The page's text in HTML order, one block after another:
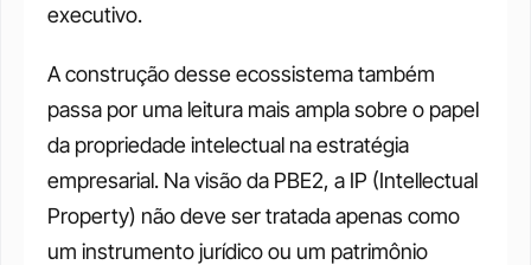
executivo.
A construção desse ecossistema também
passa por uma leitura mais ampla sobre o papel
da propriedade intelectual na estratégia
empresarial. Na visão da PBE2, a IP (Intellectual
Property) não deve ser tratada apenas como
um instrumento jurídico ou um patrimônio